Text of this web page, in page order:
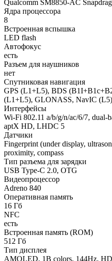
Qualcomm SM8850-AC
Ядра процессора
8
Встроенная вспышка
LED flash
Автофокус
есть
Разъем для наушников
нет
Спутниковая навигация
GPS (L1+L5), BDS
(L1+L5), GLONASS, NavIC (L5)
Интерфейсы
Wi-Fi 802.11 a/b/g/n/ac/6/7, dual-
aptX HD, LHDC 5
Датчики
Fingerprint (under display,
proximity, compass
Тип разъема для зарядки
USB Type-C 2.0, OTG
Видеопроцессор
Adreno 840
Оперативная память
16 Гб
NFC
есть
Встроенная память (ROM)
512 Гб
Тип дисплея
AMOLED, 1B colors, 144Hz,